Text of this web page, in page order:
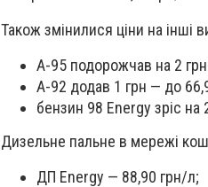
Також змінилися ціни на інші
А-95 подорожчав на 2
А-92 додав 1 грн — до
бензин 98 Energy зріс
Дизельне пальне в мережі
ДП Energy — 88,90 грн/л;